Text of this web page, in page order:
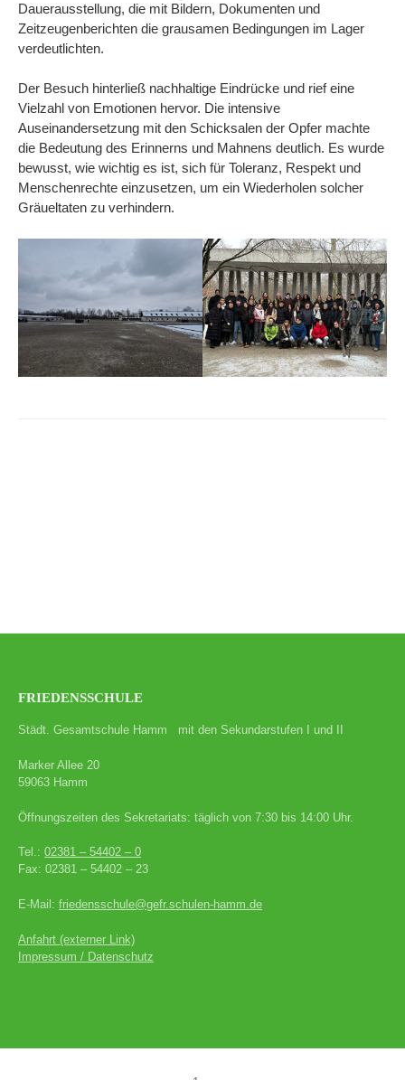
Dauerausstellung, die mit Bildern, Dokumenten und
Zeitzeugenberichten die grausamen Bedingungen im Lager
verdeutlichten.
Der Besuch hinterließ nachhaltige Eindrücke und rief eine
Vielzahl von Emotionen hervor. Die intensive
Auseinandersetzung mit den Schicksalen der Opfer machte
die Bedeutung des Erinnerns und Mahnens deutlich. Es wurde
bewusst, wie wichtig es ist, sich für Toleranz, Respekt und
Menschenrechte einzusetzen, um ein Wiederholen solcher
Gräueltaten zu verhindern.
FRIEDENSSCHULE
Städt. Gesamtschule Hamm mit den Sekundarstufen I und II
Marker Allee 20
59063 Hamm
Öffnungszeiten des Sekretariats: täglich von 7:30 bis 14:00 Uhr.
Tel.: 02381 – 54402 – 0
Fax: 02381 – 54402 – 23
E-Mail: friedensschule@gefr.schulen-hamm.de
Anfahrt (externer Link)
Impressum / Datenschutz